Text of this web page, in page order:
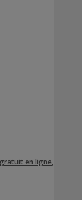
en ligne